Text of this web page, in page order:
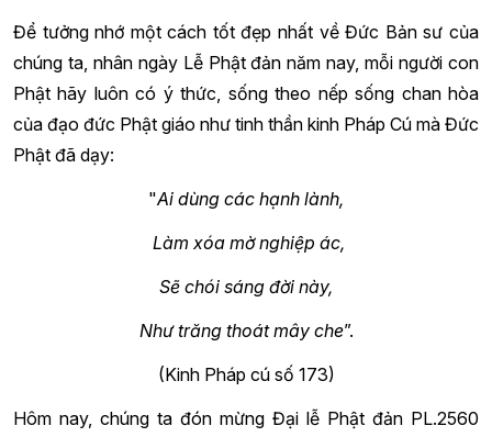
Để tưởng nhớ một cách tốt đẹp nhất về Đức Bản sư của
chúng ta, nhân ngày Lễ Phật đản năm nay, mỗi người con
Phật hãy luôn có ý thức, sống theo nếp sống chan hòa
của đạo đức Phật giáo như tinh thần kinh Pháp Cú mà Đức
Phật đã dạy:
"Ai dùng các hạnh lành,
Làm xóa mờ nghiệp ác,
Sẽ chói sáng đời này,
Như trăng thoát mây che”.
(Kinh Pháp cú số 173)
Hôm nay, chúng ta đón mừng Đại lễ Phật đản PL.2560